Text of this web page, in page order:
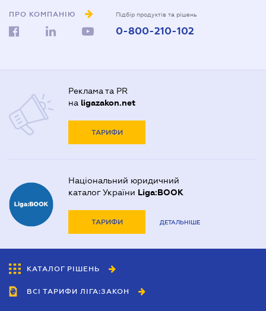
ПРО КОМПАНІЮ Підбір продуктів та рішень
0-800-210-102
Реклама та PR
на ligazakon.net
ТАРИФИ
Національний юридичний
каталог України Liga:BOOK
ТАРИФИ ДЕТАЛЬНІШЕ
КАТАЛОГ РІШЕНЬ
ВСІ ТАРИФИ ЛІГА:ЗАКОН